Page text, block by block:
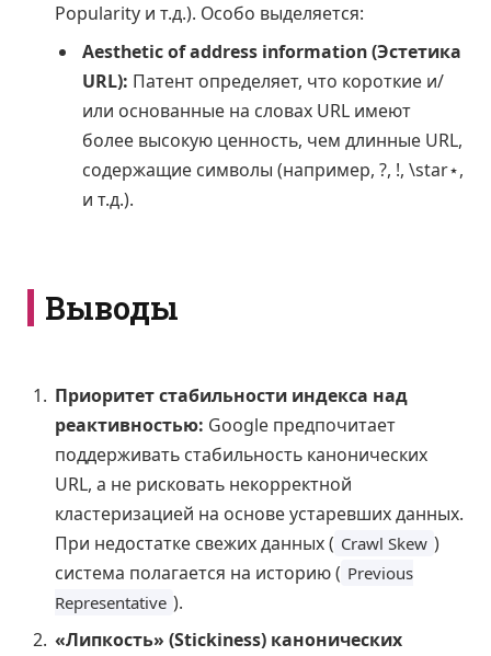
Popularity и т.д.). Особо выделяется:
Aesthetic of address information (Эстетика
URL): Патент определяет, что короткие и/
или основанные на словах URL имеют
более высокую ценность, чем длинные URL,
содержащие символы (например, ?, !, \star⋆,
и т.д.).
Выводы
Приоритет стабильности индекса над
реактивностью: Google предпочитает
поддерживать стабильность канонических
URL, а не рисковать некорректной
кластеризацией на основе устаревших данных.
При недостатке свежих данных ( Crawl Skew )
система полагается на историю ( Previous
Representative ).
«Липкость» (Stickiness) канонических